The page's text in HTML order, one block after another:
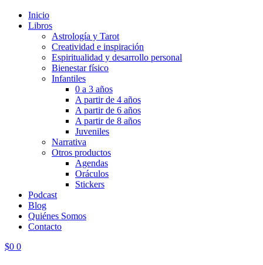
Inicio
Libros
Astrología y Tarot
Creatividad e inspiración
Espiritualidad y desarrollo personal
Bienestar físico
Infantiles
0 a 3 años
A partir de 4 años
A partir de 6 años
A partir de 8 años
Juveniles
Narrativa
Otros productos
Agendas
Oráculos
Stickers
Podcast
Blog
Quiénes Somos
Contacto
$0 0